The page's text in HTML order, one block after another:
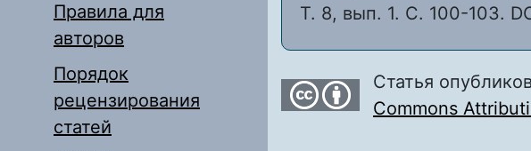
Правила для
авторов
Порядок
рецензирования
статей
Т. 8, вып. 1. С. 100-103.
Статья
Commons